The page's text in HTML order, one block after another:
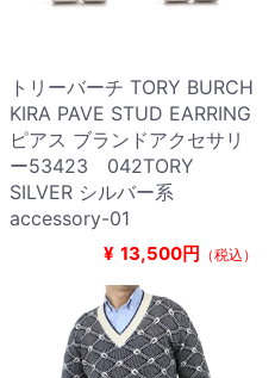
トリーバーチ TORY BURCH
KIRA PAVE STUD EARRING
ピアス ブランドアクセサリ
ー53423 042TORY
SILVER シルバー系
accessory-01
¥ 13,500円 （税込）